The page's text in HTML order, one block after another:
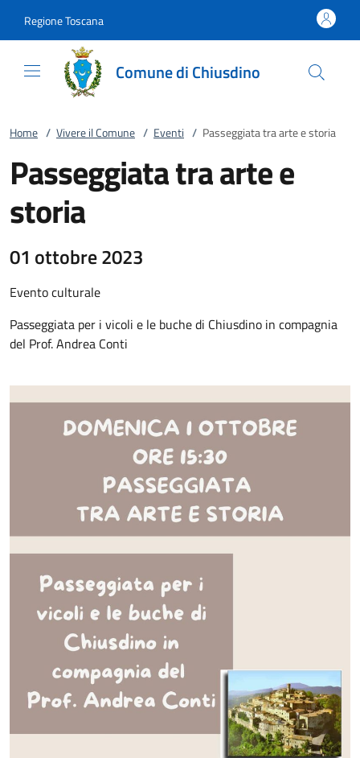
Regione Toscana
Comune di Chiusdino
Home / Vivere il Comune / Eventi / Passeggiata tra arte e storia
Passeggiata tra arte e
storia
01 ottobre 2023
Evento culturale
Passeggiata per i vicoli e le buche di Chiusdino in compagnia
del Prof. Andrea Conti